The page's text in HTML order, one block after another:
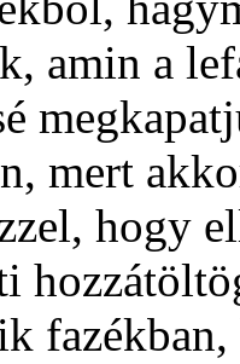
amin a
mert
hogy